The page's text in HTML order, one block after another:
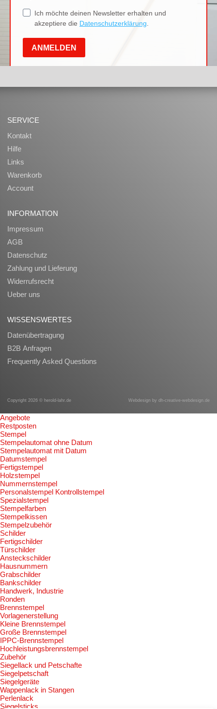
SERVICE
Kontakt
Hilfe
Links
Warenkorb
Account
INFORMATION
Impressum
AGB
Datenschutz
Zahlung und Lieferung
Widerrufsrecht
Ueber uns
WISSENSWERTES
Datenübertragung
B2B Anfragen
Frequently Asked Questions
Copyright 2026 © herold-lahr.de Webdesign by dh-creative-webdesign.de
Angebote
Restposten
Stempel
Stempelautomat ohne Datum
Stempelautomat mit Datum
Datumstempel
Fertigstempel
Holzstempel
Nummernstempel
Personalstempel Kontrollstempel
Spezialstempel
Stempelfarben
Stempelkissen
Stempelzubehör
Schilder
Fertigschilder
Türschilder
Ansteckschilder
Hausnummern
Grabschilder
Bankschilder
Handwerk, Industrie
Ronden
Brennstempel
Vorlagenerstellung
Kleine Brennstempel
Große Brennstempel
IPPC-Brennstempel
Hochleistungsbrennstempel
Zubehör
Siegellack und Petschafte
Siegelpetschaft
Siegelgeräte
Wappenlack in Stangen
Perlenlack
Siegelsticks